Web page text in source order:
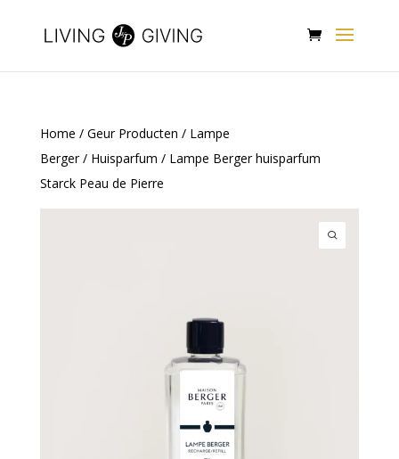
Home / Geur Producten / Lampe
Berger/ Huisparfum / Lampe Berger huisparfum
Starck Peau de Pierre